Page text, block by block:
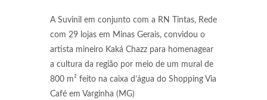
A Suvinil em conjunto com a RN Tintas, Rede
com 29 lojas em Minas Gerais, convidou o
artista mineiro Kaká Chazz para homenagear
a cultura da região por meio de um mural de
800 m² feito na caixa d’água do Shopping Via
Café em Varginha (MG)